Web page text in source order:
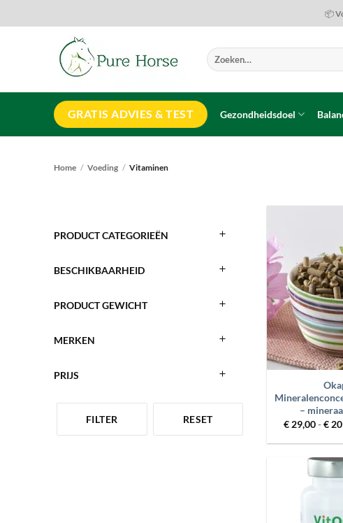
naar
📦
Zoeken
naar:
GRATIS ADVIES & TEST Gezondheidsdoel
Home / Voeding / Vitaminen
PRODUCT CATEGORIEËN
BESCHIKBAARHEID
PRODUCT GEWICHT
MERKEN
PRIJS
FILTER RESET
+
–
€29,00-€